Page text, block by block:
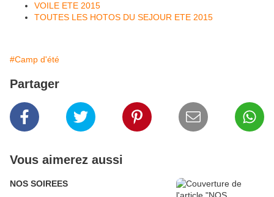
VOILE ETE 2015
TOUTES LES HOTOS DU SEJOUR ETE 2015
#Camp d'été
Partager
Vous aimerez aussi
NOS SOIREES